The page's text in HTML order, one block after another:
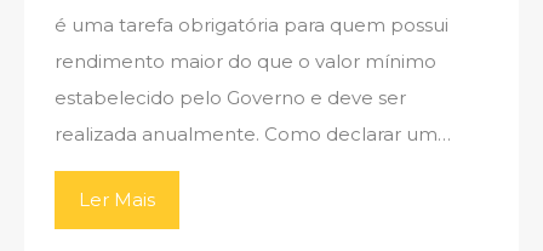
é uma tarefa obrigatória para quem possui
rendimento maior do que o valor mínimo
estabelecido pelo Governo e deve ser
realizada anualmente. Como declarar um…
Ler Mais